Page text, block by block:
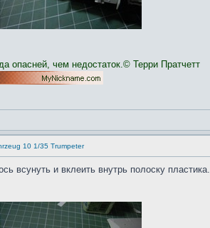
опасней, чем недостаток.© Терри Пратчетт
10 1/35 Trumpeter
всунуть и вклеить внутрь полоску пластика.